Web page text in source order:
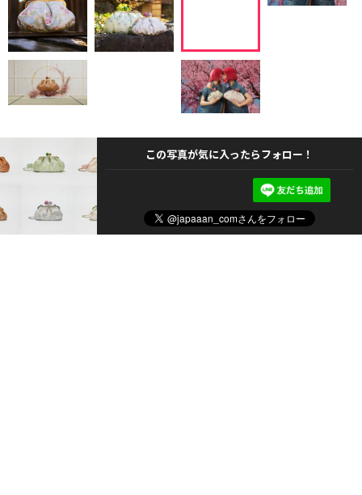
この写真が気に入ったらフォロー！